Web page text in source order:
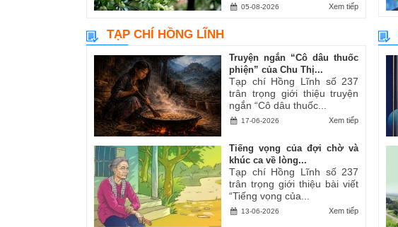
Xem tiếp
05-08-2026
TẠP CHÍ HỒNG LĨNH
Truyện ngắn “Cô dâu thuốc
phiện” của Chu Thị...
Tạp chí Hồng Lĩnh số 237
trân trọng giới thiệu truyện
ngắn “Cô dâu thuốc...
Xem tiếp
17-06-2026
Tiếng vọng của đợi chờ và
khúc ca về lòng...
Tạp chí Hồng Lĩnh số 237
trân trọng giới thiệu bài viết
“Tiếng vọng của...
Xem tiếp
13-06-2026